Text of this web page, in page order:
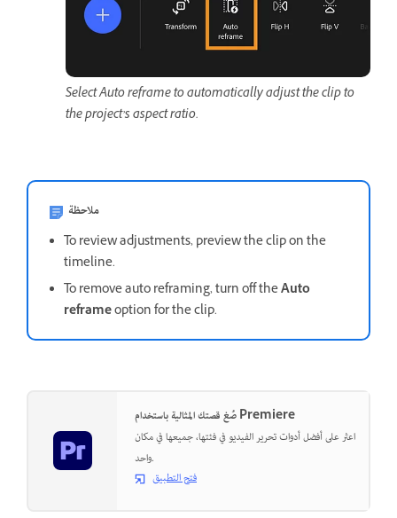
Select Auto reframe to automatically adjust the clip to
the project’s aspect ratio.
ملاحظة
To review adjustments, preview the clip on the
timeline.
To remove auto reframing, turn off theAuto
reframeoption for the clip.
صُغ قصتك المثالية باستخدام Premiere
اعثر على أفضل أدوات تحرير الفيديو في فئتها، جميعها في مكان
واحد.
فتح التطبيق